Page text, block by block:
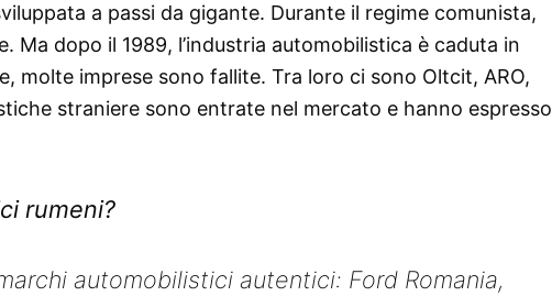
a passi da gigante. Durante il regime comunista,
Ma dopo il 1989, l’industria automobilistica è caduta in
molte imprese sono fallite. Tra loro ci sono Oltcit, ARO,
straniere sono entrate nel mercato e hanno espresso
rumeni?
automobilistici autentici: Ford Romania,